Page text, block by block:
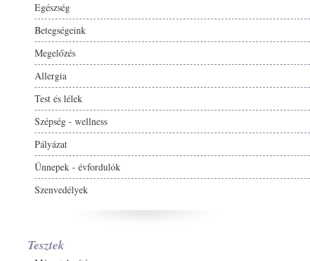
Egészség
Betegségeink
Megelőzés
Allergia
Test és lélek
Szépség - wellness
Pályázat
Ünnepek - évfordulók
Szenvedélyek
Tesztek